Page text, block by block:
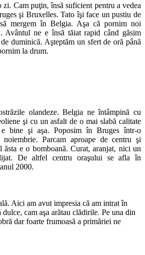
Cam puţin, însă suficient pentru a vedea
şi Bruxelles. Tato îşi face un pustiu de
mergem în Belgia. Aşa că pornim noi
Avântul ne e însă tăiat rapid când găsim
duminică. Aşteptăm un sfert de oră până
la drum.
olandeze. Belgia ne întâmpină cu
şi cu un asfalt de o mai slabă calitate
bine şi aşa. Poposim în Bruges într-o
noiembrie. Parcam aproape de centru şi
ăsta e o bomboană. Curat, aranjat, nici un
De altfel centru oraşului se afla în
2000.
Aici am avut impresia că am intrat în
cam aşa arătau clădirile. Pe una din
dar foarte frumoasă a primăriei ne